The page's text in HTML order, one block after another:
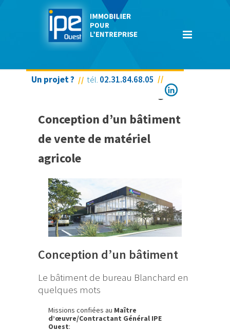
Un projet ? tél. 02.31.84.68.05
BLANCHARD L’Hermitage
Conception d’un bâtiment
de vente de matériel
agricole
Conception d’un bâtiment
Le bâtiment de bureau Blanchard en
quelques mots
Missions confiées au Maître
d’œuvre/Contractant Général IPE
Ouest: